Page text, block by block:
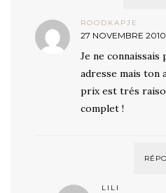
ROODKAPJE
27 NOVEMBRE
Je ne
adresse mais ton
prix est trés
complet !
LILI